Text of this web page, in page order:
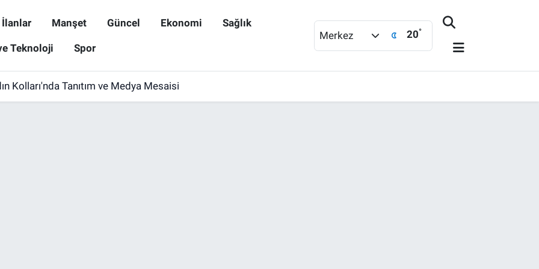
İlanlar Manşet Güncel Ekonomi Sağlık
Teknoloji Spor
Merkez 20°
Kolları'nda Tanıtım ve Medya Mesaisi